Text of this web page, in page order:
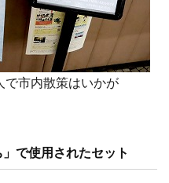
で市内散策はいかが
で使用されたセット